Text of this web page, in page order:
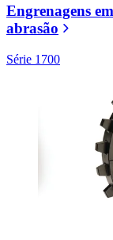
Engrenagens
abrasão
Série 1700